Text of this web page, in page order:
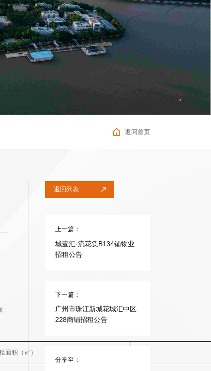
返回首页
面积（㎡）
返回列表
上一篇：
城壹汇·流花负B134铺物业
招租公告
下一篇：
广州市珠江新城花城汇中区
228商铺招租公告
分享至：